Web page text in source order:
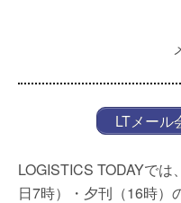
LTメール
LOGISTICS TODAYで
日7時）・夕刊（16時）